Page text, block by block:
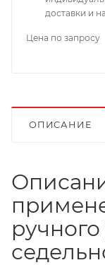
доставки и
Цена по запросу
ОПИСАНИЕ
ручного